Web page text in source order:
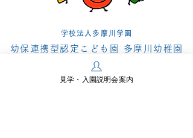
学校法人多摩川学園
幼保連携型認定こども園 多摩川幼稚園
〒197-0825 東京都あきる野市雨間430
TEL： 042-558-0218
見学・入園説明会案内